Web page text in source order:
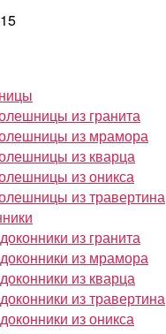
из гранита
из мрамора
из кварца
из оникса
из травертина
из гранита
из мрамора
из кварца
из травертина
из оникса